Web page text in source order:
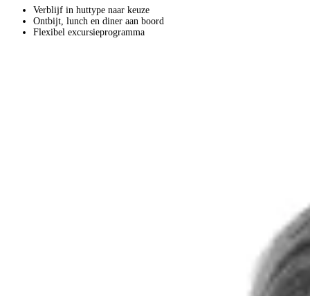
Verblijf in huttype naar keuze
Ontbijt, lunch en diner aan boord
Flexibel excursieprogramma